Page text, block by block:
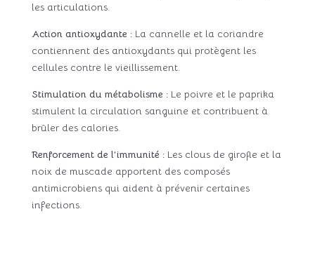
les articulations.
Action antioxydante :La cannelle et la coriandre
contiennent des antioxydants qui protègent les
cellules contre le vieillissement.
Stimulation du métabolisme :Le poivre et le paprika
stimulent la circulation sanguine et contribuent à
brûler des calories.
Renforcement de l’immunité :Les clous de girofle et la
noix de muscade apportent des composés
antimicrobiens qui aident à prévenir certaines
infections.